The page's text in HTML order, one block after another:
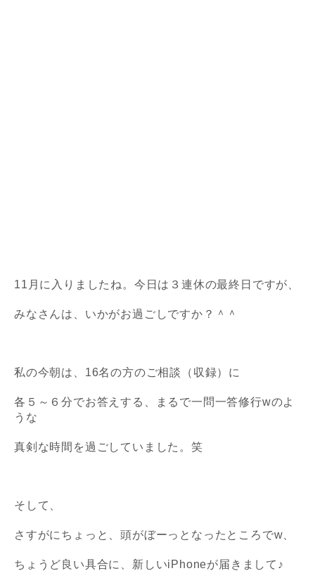
11月に入りましたね。今日は３連休の最終日ですが、
みなさんは、いかがお過ごしですか？＾＾
私の今朝は、16名の方のご相談（収録）に
各５～６分でお答えする、
まるで一問一答修行wのよ
うな
真剣な時間を過ごしていました。笑
そして、
さすがにちょっと、頭がぼーっとなったところでw、
ちょうど良い具合に、新しいiPhoneが届きまして♪